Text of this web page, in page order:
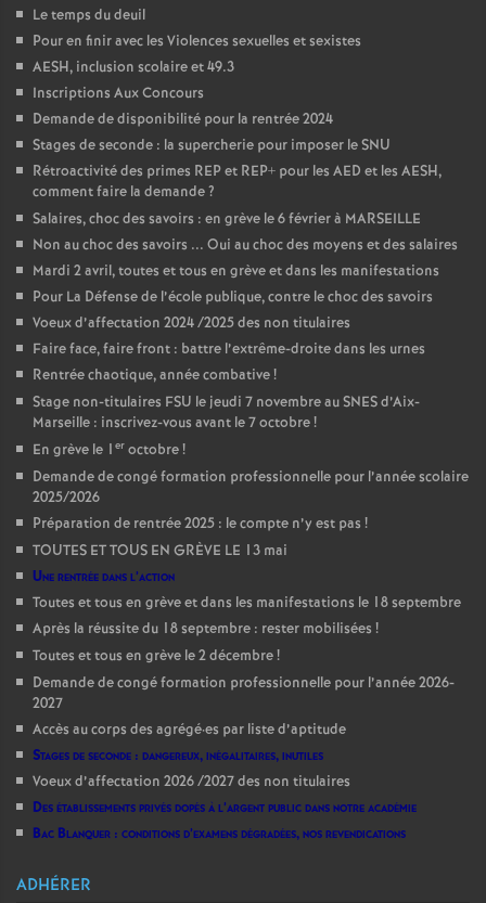
Le temps du deuil
Pour en finir avec les Violences sexuelles et sexistes
AESH, inclusion scolaire et 49.3
Inscriptions Aux Concours
Demande de disponibilité pour la rentrée 2024
Stages de seconde : la supercherie pour imposer le SNU
Rétroactivité des primes REP et REP+ pour les AED et les AESH,
comment faire la demande?
Salaires, choc des savoirs : en grève le 6 février à MARSEILLE
Non au choc des savoirs ... Oui au choc des moyens et des salaires
Mardi 2 avril, toutes et tous en grève et dans les manifestations
Pour La Défense de l’école publique, contre le choc des savoirs
Voeux d’affectation 2024 /2025 des non titulaires
Faire face, faire front : battre l’extrême-droite dans les urnes
Rentrée chaotique, année combative!
Stage non-titulaires FSU le jeudi 7 novembre au SNES d’Aix-
Marseille : inscrivez-vous avant le 7 octobre!
En grève le 1 er octobre!
Demande de congé formation professionnelle pour l’année scolaire
2025/2026
Préparation de rentrée 2025 : le compte n’y est pas !
TOUTES ET TOUS EN GRÈVE LE 13 mai
Une rentrée dans l’action
Toutes et tous en grève et dans les manifestations le 18 septembre
Après la réussite du 18 septembre : rester mobilisées !
Toutes et tous en grève le 2 décembre!
Demande de congé formation professionnelle pour l’année 2026-
2027
Accès au corps des agrégé·es par liste d’aptitude
Stages de seconde : dangereux, inégalitaires, inutiles
Voeux d’affectation 2026 /2027 des non titulaires
Des établissements privés dopés à l’argent public dans notre académie
Bac Blanquer : conditions d’examens dégradées, nos revendications
ADHÉRER